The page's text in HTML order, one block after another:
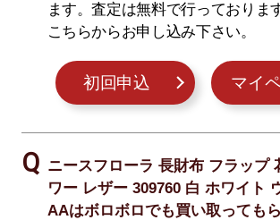
ます。査定は無料で行っておりま
こちらからお申し込み下さい。
初回申込 マイ
ニースフローラ 長財布 フラップ
ワー レザー 309760 白 ホワイト
AAはボロボロでも買い取っても